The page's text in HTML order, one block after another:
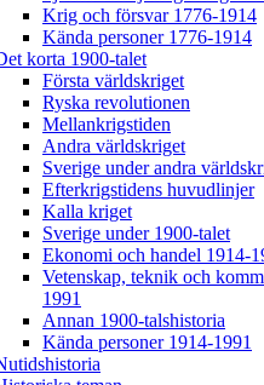
Krig och försvar 1776-1914
Kända personer 1776-1914
korta 1900-talet
Första världskriget
Ryska revolutionen
Mellankrigstiden
Andra världskriget
Sverige under andra
Efterkrigstidens huvudlinjer
Kalla kriget
Sverige under 1900-talet
Ekonomi och handel 1914-
Vetenskap, teknik och
1991
Annan 1900-talshistoria
Kända personer 1914-1991